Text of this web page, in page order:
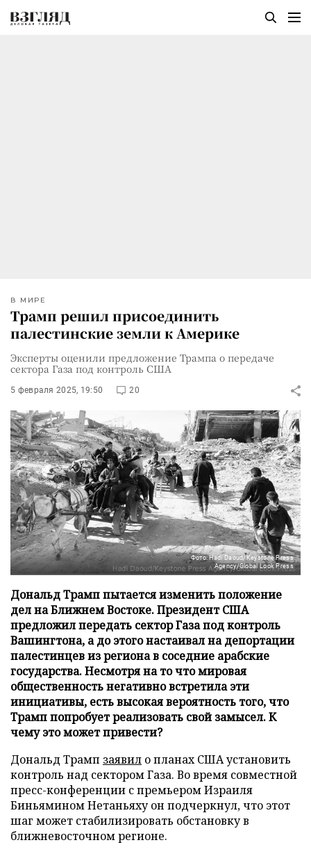
В МИРЕ
Трамп решил присоединить
палестинские земли к Америке
Эксперты оценили предложение Трампа о передаче
сектора Газа под контроль США
5 февраля 2025, 19:50 20
Фото: Hadi Daoud/Keystone Press
Agency/Global Look Press
Дональд Трамп пытается изменить положение
дел на Ближнем Востоке. Президент США
предложил передать сектор Газа под контроль
Вашингтона, а до этого настаивал на депортации
палестинцев из региона в соседние арабские
государства. Несмотря на то что мировая
общественность негативно встретила эти
инициативы, есть высокая вероятность того, что
Трамп попробует реализовать свой замысел. К
чему это может привести?
Дональд Трамп заявил о планах США установить
контроль над сектором Газа. Во время совместной
пресс-конференции с премьером Израиля
Биньямином Нетаньяху он подчеркнул, что этот
шаг может стабилизировать обстановку в
ближневосточном регионе.